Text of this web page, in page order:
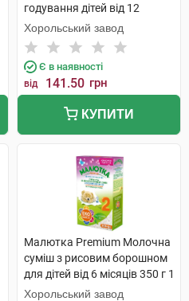
годування дітей від 12
місяців 350 г 1 коробка
Хорольський завод
Є в наявності
від 141.50 грн
КУПИТИ
Малютка Premium Молочна
суміш з рисовим борошном
для дітей від 6 місяців 350 г 1
коробка
Хорольський завод